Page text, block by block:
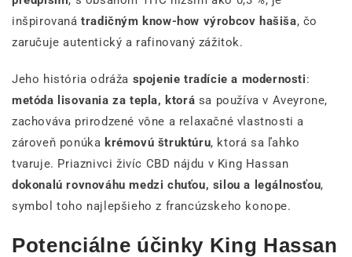
inšpirovanátradičným know-how výrobcov hašiša, čo
zaručuje autentický a rafinovaný zážitok.
Jeho história odráža spojenie tradície a modernosti:
metóda lisovania za tepla, ktorá sa používa v Aveyrone,
zachováva prirodzené vône a relaxačné vlastnosti a
zároveň ponúka krémovú štruktúru, ktorá sa ľahko
tvaruje. Priaznivci živíc CBD nájdu v King Hassan
dokonalú rovnováhu medzi chuťou, silou a legálnosťou,
symbol toho najlepšieho z francúzskeho konope.
Potenciálne účinky King Hassan